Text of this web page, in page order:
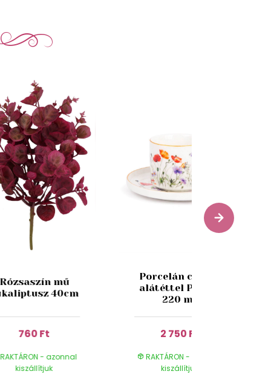
Rózsaszín mű
40cm
760 Ft
- azonnal
kiszállítjuk
Porcelán csésze
alátéttel Pipacs
220 ml
2 750 Ft
RAKTÁRON - azonnal
kiszállítjuk